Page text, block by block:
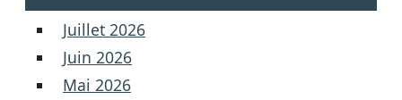
Juillet 2026
Juin 2026
Mai 2026